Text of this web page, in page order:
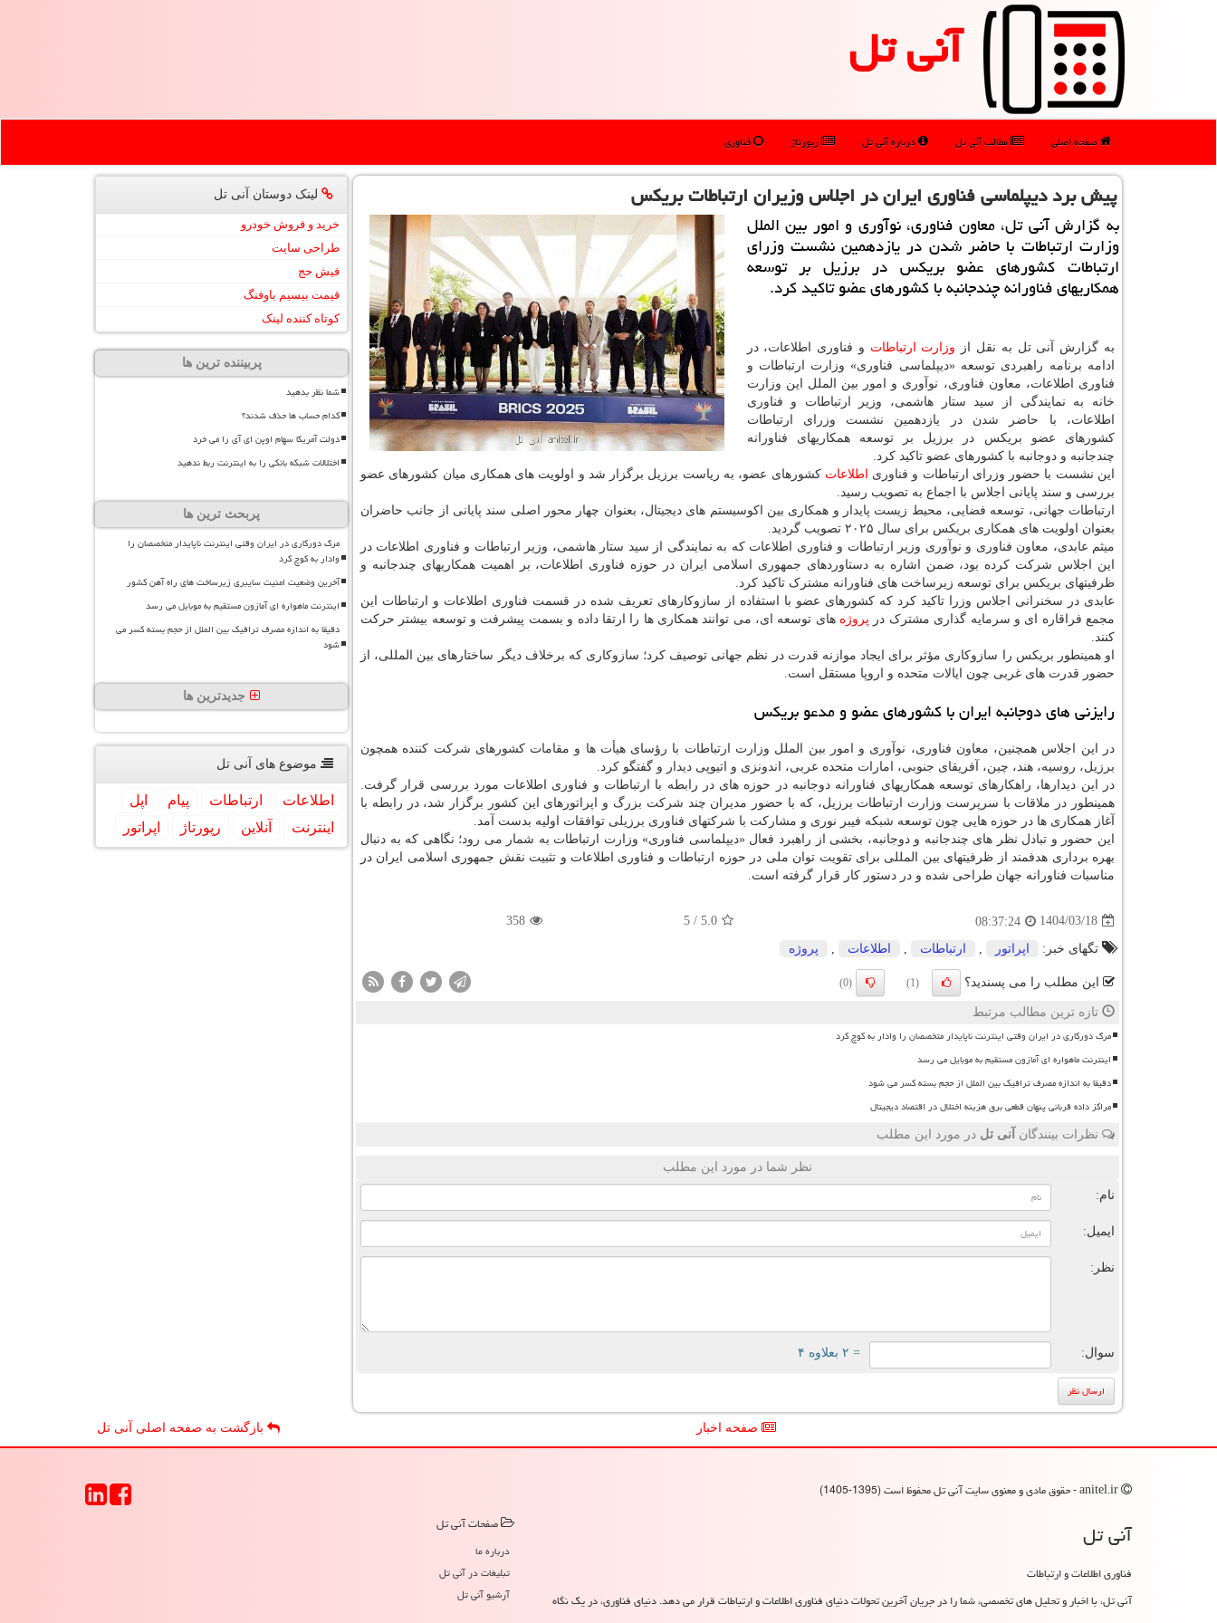
آنی تل
صفحه اصلی مطالب آنی تل درباره آنی تل رپورتاژ فناوری
پیش برد دیپلماسی فناوری ایران در اجلاس وزیران ارتباطات بریکس
به گزارش آنی تل، معاون فناوری، نوآوری و امور بین الملل
وزارت ارتباطات با حاضر شدن در یازدهمین نشست وزرای
ارتباطات کشورهای عضو بریکس در برزیل بر توسعه
همکاریهای فناورانه چندجانبه با کشورهای عضو تاکید کرد.
به گزارش آنی تل به نقل از وزارت ارتباطات و فناوری اطلاعات، در
ادامه برنامه راهبردی توسعه «دیپلماسی فناوری» وزارت ارتباطات و
فناوری اطلاعات، معاون فناوری، نوآوری و امور بین الملل این وزارت
خانه به نمایندگی از سید ستار هاشمی، وزیر ارتباطات و فناوری
اطلاعات، با حاضر شدن در یازدهمین نشست وزرای ارتباطات
کشورهای عضو بریکس در برزیل بر توسعه همکاریهای فناورانه
چندجانبه و دوجانبه با کشورهای عضو تاکید کرد.
این نشست با حضور وزرای ارتباطات و فناوری اطلاعات کشورهای عضو، به ریاست برزیل برگزار شد و اولویت های همکاری میان کشورهای عضو
بررسی و سند پایانی اجلاس با اجماع به تصویب رسید.
ارتباطات جهانی، توسعه فضایی، محیط زیست پایدار و همکاری بین اکوسیستم های دیجیتال، بعنوان چهار محور اصلی سند پایانی از جانب حاضران
بعنوان اولویت های همکاری بریکس برای سال ۲۰۲۵ تصویب گردید.
میثم عابدی، معاون فناوری و نوآوری وزیر ارتباطات و فناوری اطلاعات که به نمایندگی از سید ستار هاشمی، وزیر ارتباطات و فناوری اطلاعات در
این اجلاس شرکت کرده بود، ضمن اشاره به دستاوردهای جمهوری اسلامی ایران در حوزه فناوری اطلاعات، بر اهمیت همکاریهای چندجانبه و
ظرفیتهای بریکس برای توسعه زیرساخت های فناورانه مشترک تاکید کرد.
عابدی در سخنرانی اجلاس وزرا تاکید کرد که کشورهای عضو با استفاده از سازوکارهای تعریف شده در قسمت فناوری اطلاعات و ارتباطات این
مجمع فراقاره ای و سرمایه گذاری مشترک در پروژه های توسعه ای، می توانند همکاری ها را ارتقا داده و بسمت پیشرفت و توسعه بیشتر حرکت
کنند.
او همینطور بریکس را سازوکاری مؤثر برای ایجاد موازنه قدرت در نظم جهانی توصیف کرد؛ سازوکاری که برخلاف دیگر ساختارهای بین المللی، از
حضور قدرت های غربی چون ایالات متحده و اروپا مستقل است.
رایزنی های دوجانبه ایران با کشورهای عضو و مدعو بریکس
در این اجلاس همچنین، معاون فناوری، نوآوری و امور بین الملل وزارت ارتباطات با رؤسای هیأت ها و مقامات کشورهای شرکت کننده همچون
برزیل، روسیه، هند، چین، آفریقای جنوبی، امارات متحده عربی، اندونزی و اتیوپی دیدار و گفتگو کرد.
در این دیدارها، راهکارهای توسعه همکاریهای فناورانه دوجانبه در حوزه های در رابطه با ارتباطات و فناوری اطلاعات مورد بررسی قرار گرفت.
همینطور در ملاقات با سرپرست وزارت ارتباطات برزیل، که با حضور مدیران چند شرکت بزرگ و اپراتورهای این کشور برگزار شد، در رابطه با
آغاز همکاری ها در حوزه هایی چون توسعه شبکه فیبر نوری و مشارکت با شرکتهای فناوری برزیلی توافقات اولیه بدست آمد.
این حضور و تبادل نظر های چندجانبه و دوجانبه، بخشی از راهبرد فعال «دیپلماسی فناوری» وزارت ارتباطات به شمار می رود؛ نگاهی که به دنبال
بهره برداری هدفمند از ظرفیتهای بین المللی برای تقویت توان ملی در حوزه ارتباطات و فناوری اطلاعات و تثبیت نقش جمهوری اسلامی ایران در
مناسبات فناورانه جهان طراحی شده و در دستور کار قرار گرفته است.
1404/03/18
08:37:24
5.0
/
5
358
تگهای خبر: اپراتور ارتباطات اطلاعات پروژه
این مطلب را می پسندید؟ (1)
(0)
تازه ترین مطالب مرتبط
مرگ دورکاری در ایران وقتی اینترنت ناپایدار متخصصان را وادار به کوچ کرد
اینترنت ماهواره ای آمازون مستقیم به موبایل می رسد
دقیقا به اندازه مصرف ترافیک بین الملل از حجم بسته کسر می شود
مراکز داده قربانی پنهان قطعی برق هزینه اختلال در اقتصاد دیجیتال
نظرات بینندگان آنی تل در مورد این مطلب
نظر شما در مورد این مطلب
نام:
ایمیل:
نظر:
سوال: = ۲ بعلاوه ۴
لینک دوستان آنی تل
خرید و فروش خودرو
طراحی سایت
فیش حج
قیمت بیسیم باوفنگ
کوتاه کننده لینک
پربیننده ترین ها
شما نظر بدهید
کدام حساب ها حذف شدند؟
دولت آمریکا سهام اوپن ای آی را می خرد
اختلالات شبکه بانکی را به اینترنت ربط ندهید
پربحث ترین ها
مرگ دورکاری در ایران وقتی اینترنت ناپایدار متخصصان را
وادار به کوچ کرد
آخرین وضعیت امنیت سایبری زیرساخت های راه آهن کشور
اینترنت ماهواره ای آمازون مستقیم به موبایل می رسد
دقیقا به اندازه مصرف ترافیک بین الملل از حجم بسته کسر می
شود
جدیدترین ها
موضوع های آنی تل
اطلاعات ارتباطات پیام
اپل
اینترنت
آنلاین رپورتاژ اپراتور
صفحه اخبار بازگشت به صفحه اصلی آنی تل
آنی تل
فناوری اطلاعات و ارتباطات
آنی تل، با اخبار و تحلیل های تخصصی، شما را در جریان آخرین تحولات دنیای فناوری اطلاعات و ارتباطات قرار می دهد. دنیای فناوری، در یک نگاه
صفحات آنی تل
درباره ما
تبلیغات در آنی تل
آرشیو آنی تل